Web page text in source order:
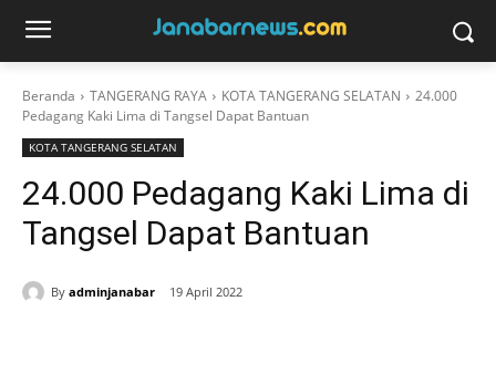
Beranda TANGERANG RAYA KOTA TANGERANG SELATAN
24.000
Pedagang Kaki Lima di Tangsel Dapat Bantuan
KOTA TANGERANG SELATAN
24.000 Pedagang Kaki Lima di
Tangsel Dapat Bantuan
By adminjanabar 19 April 2022